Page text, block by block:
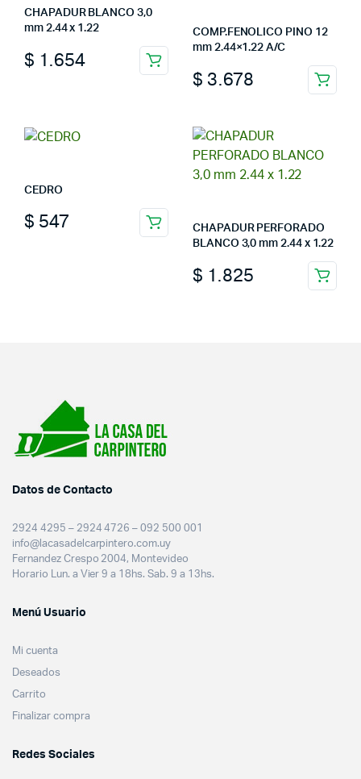
CHAPADUR BLANCO 3,0
mm 2.44 x 1.22
$ 1.654
COMP.FENOLICO PINO 12
mm 2.44×1.22 A/C
$ 3.678
CEDRO
$ 547
CHAPADUR PERFORADO
BLANCO 3,0 mm 2.44 x 1.22
$ 1.825
Datos de Contacto
2924 4295 – 2924 4726 – 092 500 001
info@lacasadelcarpintero.com.uy
Fernandez Crespo 2004, Montevideo
Horario Lun. a Vier 9 a 18hs. Sab. 9 a 13hs.
Menú Usuario
Mi cuenta
Deseados
Carrito
Finalizar compra
Redes Sociales